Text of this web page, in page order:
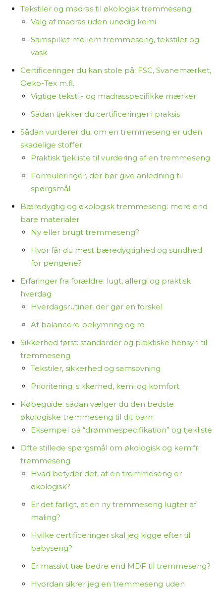
Tekstiler og madras til økologisk tremmeseng
Valg af madras uden unødig kemi
Samspillet mellem tremmeseng, tekstiler og
vask
Certificeringer du kan stole på: FSC, Svanemærket,
Oeko-Tex m.fl.
Vigtige tekstil- og madrasspecifikke mærker
Sådan tjekker du certificeringer i praksis
Sådan vurderer du, om en tremmeseng er uden
skadelige stoffer
Praktisk tjekliste til vurdering af en tremmeseng
Formuleringer, der bør give anledning til
spørgsmål
Bæredygtig og økologisk tremmeseng: mere end
bare materialer
Ny eller brugt tremmeseng?
Hvor får du mest bæredygtighed og sundhed
for pengene?
Erfaringer fra forældre: lugt, allergi og praktisk
hverdag
Hverdagsrutiner, der gør en forskel
At balancere bekymring og ro
Sikkerhed først: standarder og praktiske hensyn til
tremmeseng
Tekstiler, sikkerhed og samsovning
Prioritering: sikkerhed, kemi og komfort
Købeguide: sådan vælger du den bedste
økologiske tremmeseng til dit barn
Eksempel på “drømmespecifikation” og tjekliste
Ofte stillede spørgsmål om økologisk og kemifri
tremmeseng
Hvad betyder det, at en tremmeseng er
økologisk?
Er det farligt, at en ny tremmeseng lugter af
maling?
Hvilke certificeringer skal jeg kigge efter til
babyseng?
Er massivt træ bedre end MDF til tremmeseng?
Hvordan sikrer jeg en tremmeseng uden